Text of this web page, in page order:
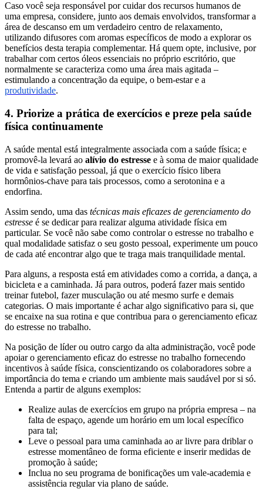
Caso você seja responsável por cuidar dos recursos humanos de
uma empresa, considere, junto aos demais envolvidos, transformar a
área de descanso em um verdadeiro centro de relaxamento,
utilizando difusores com aromas específicos de modo a explorar os
benefícios desta terapia complementar. Há quem opte, inclusive, por
trabalhar com certos óleos essenciais no próprio escritório, que
normalmente se caracteriza como uma área mais agitada –
estimulando a concentração da equipe, o bem-estar e a
produtividade.
4. Priorize a prática de exercícios e preze pela saúde
física continuamente
A saúde mental está integralmente associada com a saúde física; e
promovê-la levará ao alívio do estresse e à soma de maior qualidade
de vida e satisfação pessoal, já que o exercício físico libera
hormônios-chave para tais processos, como a serotonina e a
endorfina.
Assim sendo, uma das técnicas mais eficazes de gerenciamento do
estresse é se dedicar para realizar alguma atividade física em
particular. Se você não sabe como controlar o estresse no trabalho e
qual modalidade satisfaz o seu gosto pessoal, experimente um pouco
de cada até encontrar algo que te traga mais tranquilidade mental.
Para alguns, a resposta está em atividades como a corrida, a dança, a
bicicleta e a caminhada. Já para outros, poderá fazer mais sentido
treinar futebol, fazer musculação ou até mesmo surfe e demais
categorias. O mais importante é achar algo significativo para si, que
se encaixe na sua rotina e que contribua para o gerenciamento eficaz
do estresse no trabalho.
Na posição de líder ou outro cargo da alta administração, você pode
apoiar o gerenciamento eficaz do estresse no trabalho fornecendo
incentivos à saúde física, conscientizando os colaboradores sobre a
importância do tema e criando um ambiente mais saudável por si só.
Entenda a partir de alguns exemplos:
Realize aulas de exercícios em grupo na própria empresa – na
falta de espaço, agende um horário em um local específico
para tal;
Leve o pessoal para uma caminhada ao ar livre para driblar o
estresse momentâneo de forma eficiente e inserir medidas de
promoção à saúde;
Inclua no seu programa de bonificações um vale-academia e
assistência regular via plano de saúde.